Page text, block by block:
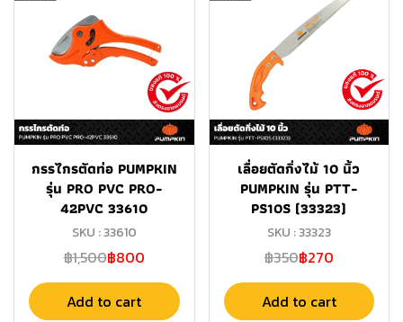
กรรไกรตัดท่อ PUMPKIN
รุ่น PRO PVC PRO-
42PVC 33610
SKU : 33610
฿1,500฿800
Add to cart
เลื่อยตัดกิ่งไม้ 10 นิ้ว
PUMPKIN รุ่น PTT-
PS10S (33323)
SKU : 33323
฿350฿270
Add to cart